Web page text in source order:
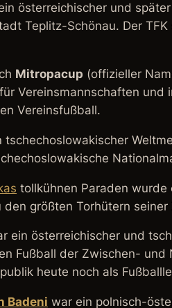
österreichischer und
Teplitz-Schönau. Der
Mitropacup (offizieller
Vereinsmannschaften
Vereinsfußball.
tschechoslowakischer
tollkühnen Paraden wurde
größten Torhütern
ein österreichischer und
Fußball der Zwischen-
heute noch als
Badeni war ein polnisch-